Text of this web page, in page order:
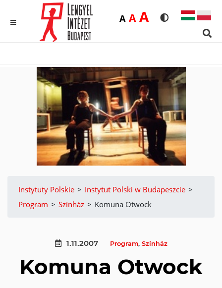
Rozmiar
ADomyślna
AŚrednia
ADużaWersja
Instytuty Polskie > Instytut Polski w Budapeszcie >
Program > Színház > Komuna Otwock
1.11.2007 Program, Színház
Komuna Otwock